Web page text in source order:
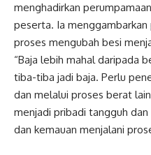
menghadirkan
peserta. Ia
proses mengubah besi
“Baja lebih mahal daripada
tiba-tiba jadi baja. Perlu
dan melalui proses berat
menjadi pribadi tangguh
dan kemauan menjalani